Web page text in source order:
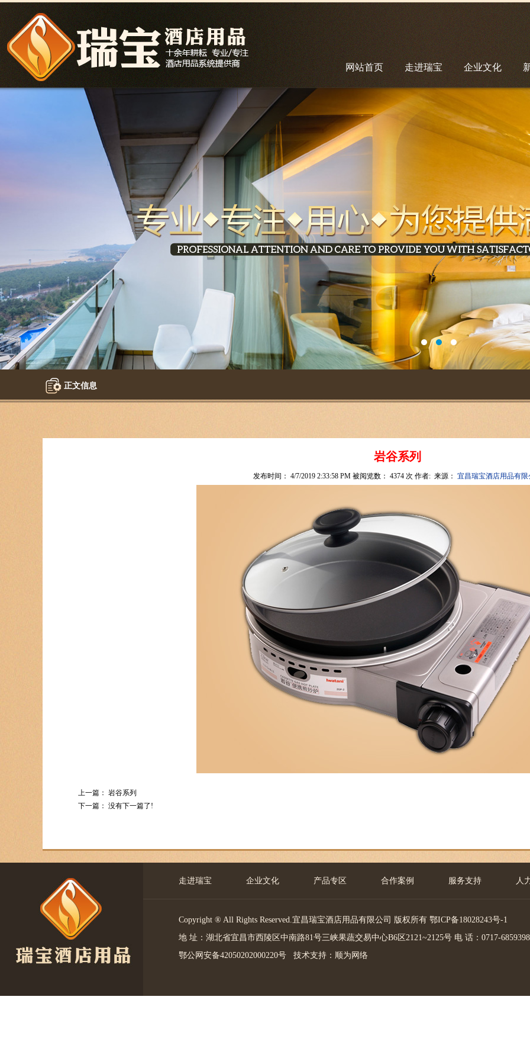
网站首页 走进瑞宝 企业文化
正文信息
岩谷系列
发布时间： 4/7/2019 2:33:58 PM 被阅览数： 4374 次 作者:来源： 宜昌瑞宝酒店用品有限
上一篇： 岩谷系列
下一篇： 没有下一篇了!
走进瑞宝 企业文化 产品专区 合作案例 服务支持 人
Copyright ® All Rights Reserved.宜昌瑞宝酒店用品有限公司 版权所有 鄂ICP备18028243号-1
地 址：湖北省宜昌市西陵区中南路81号三峡果蔬交易中心B6区2121~2125号 电 话：0717-
鄂公网安备42050202000220号 技术支持： 顺为网络